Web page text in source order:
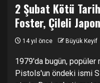
2 Şubat Kötü
Foster, Çileli
14 yıl önce Büyük Keyif
1979'da bugün,
Pistols'un öndeki ismi